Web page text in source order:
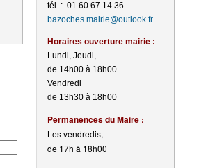
tél. : 01.60.67.14.36
bazoches.mairie@outlook.fr
Horaires ouverture mairie :
Lundi, Jeudi,
de 14h00 à 18h00
Vendredi
de 13h30 à 18h00
Permanences du Maire :
Les vendredis,
de 17h à 18h00